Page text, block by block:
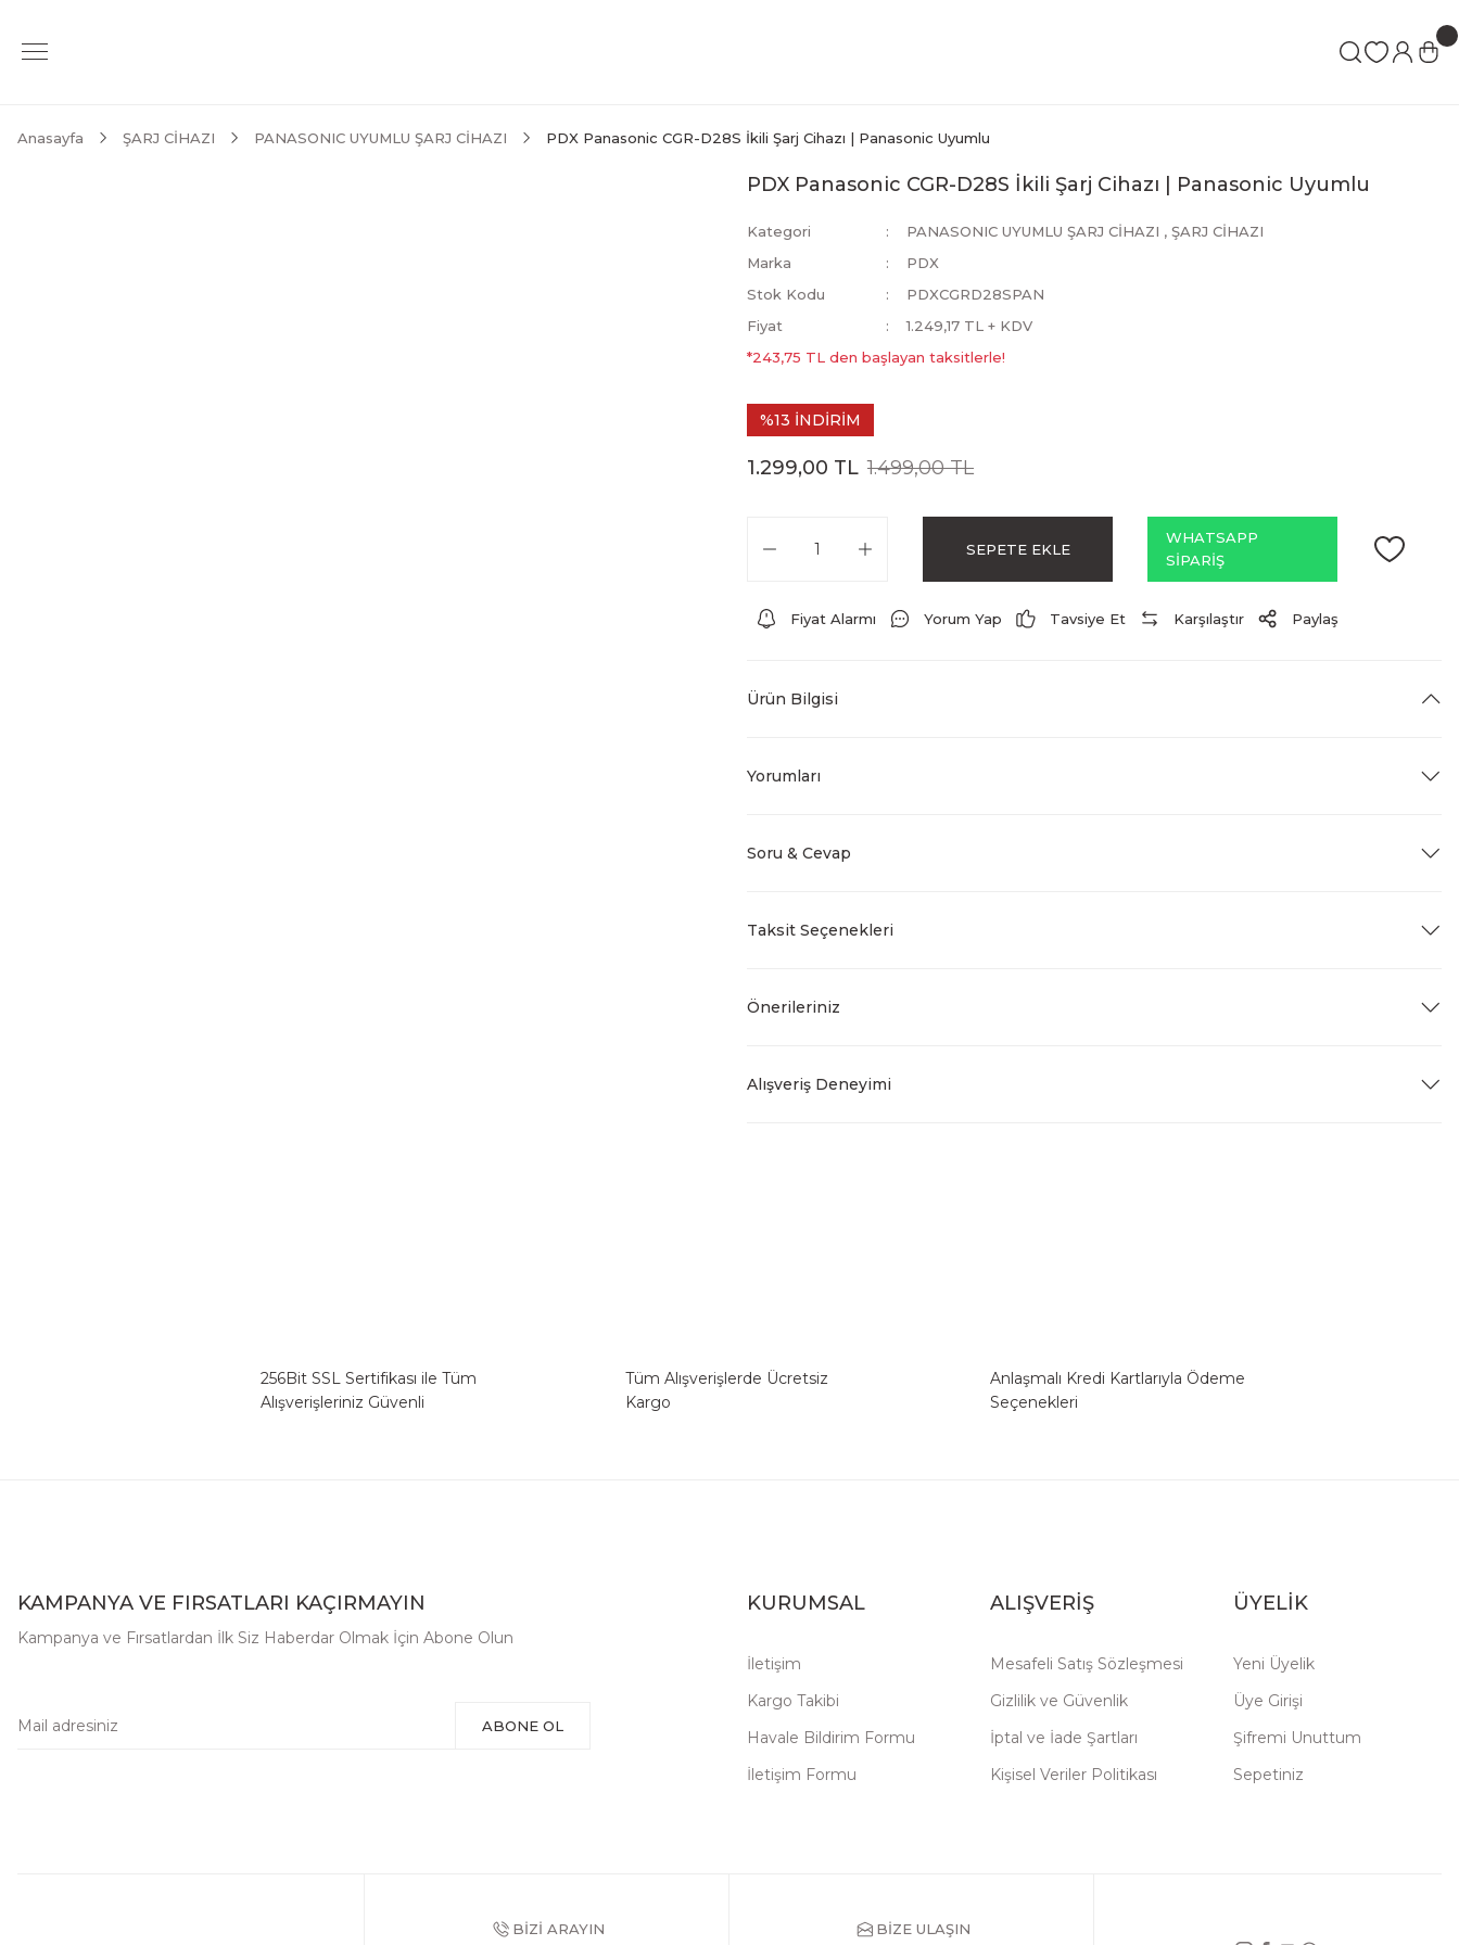
Anasayfa ŞARJ CİHAZI PANASONIC UYUMLU ŞARJ CİHAZI PDX Panasonic CGR-D28S İkili Şarj Cihazı | Panasonic Uyumlu
PDX Panasonic CGR-D28S İkili Şarj Cihazı | Panasonic Uyumlu
Kategori PANASONIC UYUMLU ŞARJ CİHAZI , ŞARJ CİHAZI
Marka
PDX
Stok Kodu
PDXCGRD28SPAN
Fiyat
1.249,17 TL + KDV
*243,75 TL den başlayan taksitlerle!
%13 İNDİRİM
1.299,00 TL 1.499,00 TL
SEPETE EKLE
WHATSAPP
SİPARİŞ
Fiyat Alarmı Yorum Yap Tavsiye Et Karşılaştır Paylaş
Ürün Bilgisi
Yorumları
Soru & Cevap
Taksit Seçenekleri
Önerileriniz
Alışveriş Deneyimi
256Bit SSL Sertifikası ile Tüm
Alışverişleriniz Güvenli
Tüm Alışverişlerde Ücretsiz
Kargo
Anlaşmalı Kredi Kartlarıyla Ödeme
Seçenekleri
KAMPANYA VE FIRSATLARI KAÇIRMAYIN
Kampanya ve Fırsatlardan İlk Siz Haberdar Olmak İçin Abone Olun
ABONE OL
KURUMSAL
İletişim
Kargo Takibi
Havale Bildirim Formu
İletişim Formu
ALIŞVERİŞ
Mesafeli Satış Sözleşmesi
Gizlilik ve Güvenlik
İptal ve İade Şartları
Kişisel Veriler Politikası
ÜYELİK
Yeni Üyelik
Üye Girişi
Şifremi Unuttum
Sepetiniz
BİZİ ARAYIN BİZE ULAŞIN